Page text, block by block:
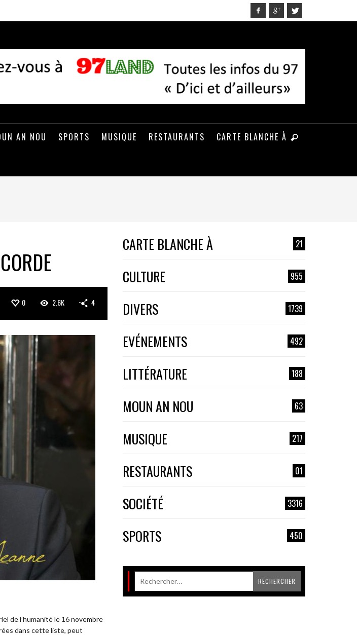
AN NOU SPORTS MUSIQUE RESTAURANTS CARTE BLANCHE À
0 2.6K 4
de l’humanité le 16 novembre
dans cette liste, peut
CARTE BLANCHE À 21
CULTURE 955
DIVERS 1739
EVÉNEMENTS 492
LITTÉRATURE 188
MOUN AN NOU 63
MUSIQUE 217
RESTAURANTS 01
SOCIÉTÉ 3316
SPORTS 450